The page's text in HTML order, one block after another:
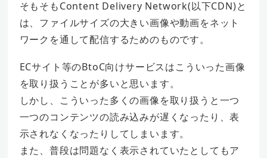
そもそもContent Delivery Network(以下CDN)と
は、ファイルサイズの大きい画像や動画をネット
ワークを通して配信するためのものです。
ECサイト等のBtoC向けサービスはこういった画像
を取り扱うことが多いと思います。
しかし、こういった多くの画像を取り扱うと一つ
一つのコンテンツの読み込みが遅くなったり、表
示されなくなったりしてしまいます。
また、普段は問題なく表示されていたとしてもア